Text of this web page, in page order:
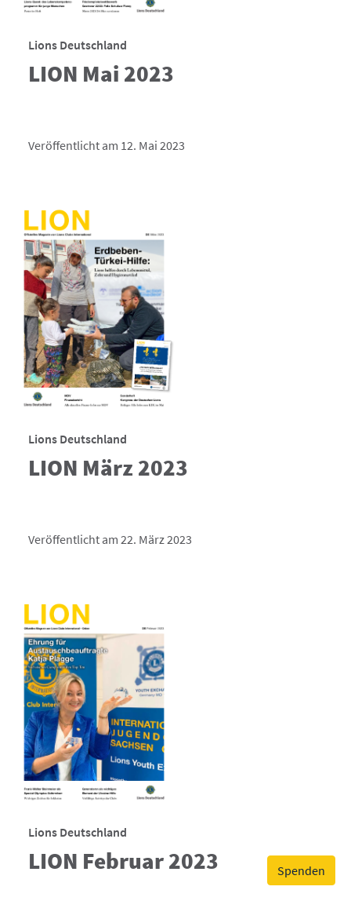
Spenden
Lions Deutschland
LION Mai 2023
Veröffentlicht am 12. Mai 2023
Lions Deutschland
LION März 2023
Veröffentlicht am 22. März 2023
Lions Deutschland
LION Februar 2023